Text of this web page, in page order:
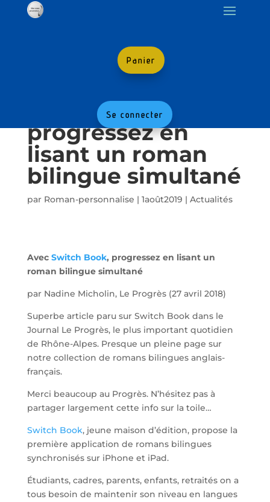
Panier
Se connecter
Avec Switch Book,
progressez en
lisant un roman
bilingue simultané
par Roman-personnalise | 1août2019 | Actualités
Avec Switch Book, progressez en lisant un
roman bilingue simultané
par Nadine Micholin, Le Progrès (27 avril 2018)
Superbe article paru sur Switch Book dans le
Journal Le Progrès, le plus important quotidien
de Rhône-Alpes. Presque un pleine page sur
notre collection de romans bilingues anglais-
français.
Merci beaucoup au Progrès. N’hésitez pas à
partager largement cette info sur la toile…
Switch Book, jeune maison d’édition, propose la
première application de romans bilingues
synchronisés sur iPhone et iPad.
Étudiants, cadres, parents, enfants, retraités on a
tous besoin de maintenir son niveau en langues